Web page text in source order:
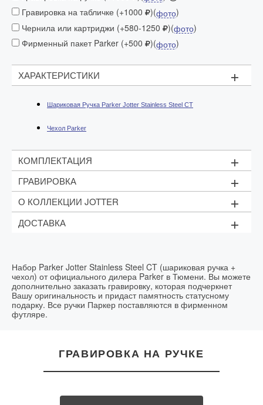
Гравировка на табличке (+1000
)(фото)
Чернила или картриджи (+580-1250
)(фото)
Фирменный пакет Parker (+500
)(фото)
ХАРАКТЕРИСТИКИ +
Шариковая Ручка Parker Jotter Stainless Steel CT
Чехол Parker
КОМПЛЕКТАЦИЯ +
Стержень (M - 1мм). Цвет стержня: черный или
синий (зависит от партии)
Фирменный футляр
Рекомендуем приобрести
ГРАВИРОВКА +
Стоимость:
1 строка текста (до 15 символов) - 1000 рублей;
Логотипы - от 1200 рублей
Срок выполнения: в течение часа в день заказа
О КОЛЛЕКЦИИ JOTTER +
Jotter – одна из самых демократичных коллекций в
ДОСТАВКА +
Набор Parker Jotter Stainless Steel CT (шариковая ручка +
чехол) от официального дилера Parker в Тюмени. Вы можете
дополнительно заказать гравировку, которая подчеркнет
Вашу оригинальность и придаст памятность статусному
подарку. Все ручки Паркер поставляются в фирменном
футляре.
ГРАВИРОВКА НА РУЧКЕ